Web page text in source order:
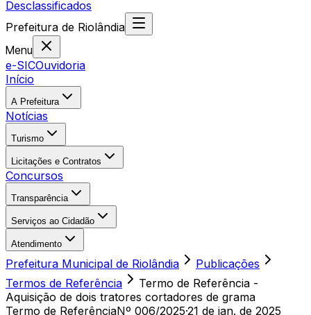
Desclassificados
Prefeitura de Riolândia
Menu
e-SICOuvidoria
Início
A Prefeitura
Notícias
Turismo
Licitações e Contratos
Concursos
Transparência
Serviços ao Cidadão
Atendimento
Prefeitura Municipal de Riolândia
Publicações
Termos de Referência
Termo de Referência -
Aquisição de dois tratores cortadores de grama
Termo de ReferênciaNº 006/2025·21 de jan. de 2025